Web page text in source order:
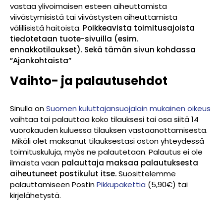
vastaa ylivoimaisen esteen aiheuttamista
viivästymisistä tai viivästysten aiheuttamista
välillisistä haitoista. Poikkeavista toimitusajoista
tiedotetaan tuote-sivuilla (esim.
ennakkotilaukset). Sekä tämän sivun kohdassa
”Ajankohtaista”
Vaihto- ja palautusehdot
Sinulla onSuomen kuluttajansuojalain mukainen oikeus
vaihtaa tai palauttaa koko tilauksesi tai osa siitä 14
vuorokauden kuluessa tilauksen vastaanottamisesta.
Mikäli olet maksanut tilauksestasi oston yhteydessä
toimituskuluja, myös ne palautetaan. Palautus ei ole
ilmaista vaan palauttaja maksaa palautuksesta
aiheutuneet postikulut itse.Suosittelemme
palauttamiseen PostinPikkupakettia (5,90€) tai
kirjelähetystä.